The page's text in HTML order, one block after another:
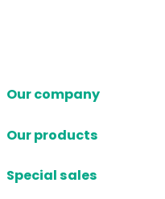
Our company
Our products
Special sales